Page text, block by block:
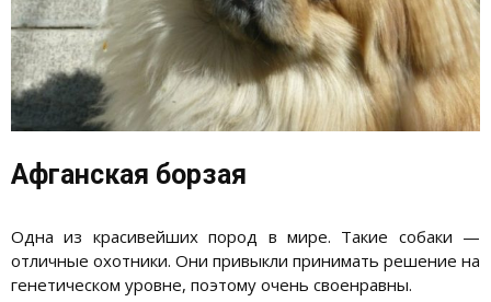
Афганская борзая
Одна из красивейших пород в мире. Такие собаки —
отличные охотники. Они привыкли принимать решение на
генетическом уровне, поэтому очень своенравны.